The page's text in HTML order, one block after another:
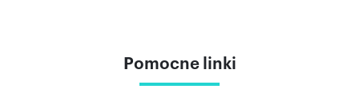
Pomocne linki